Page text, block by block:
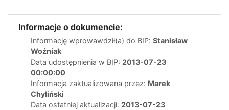
Informacje o dokumencie:
Informację wprowawdził(a) do BIP: Stanisław
Woźniak
Data udostępnienia w BIP: 2013-07-23
00:00:00
Informacja zaktualizowana przez: Marek
Chyliński
Data ostatniej aktualizacji: 2013-07-23